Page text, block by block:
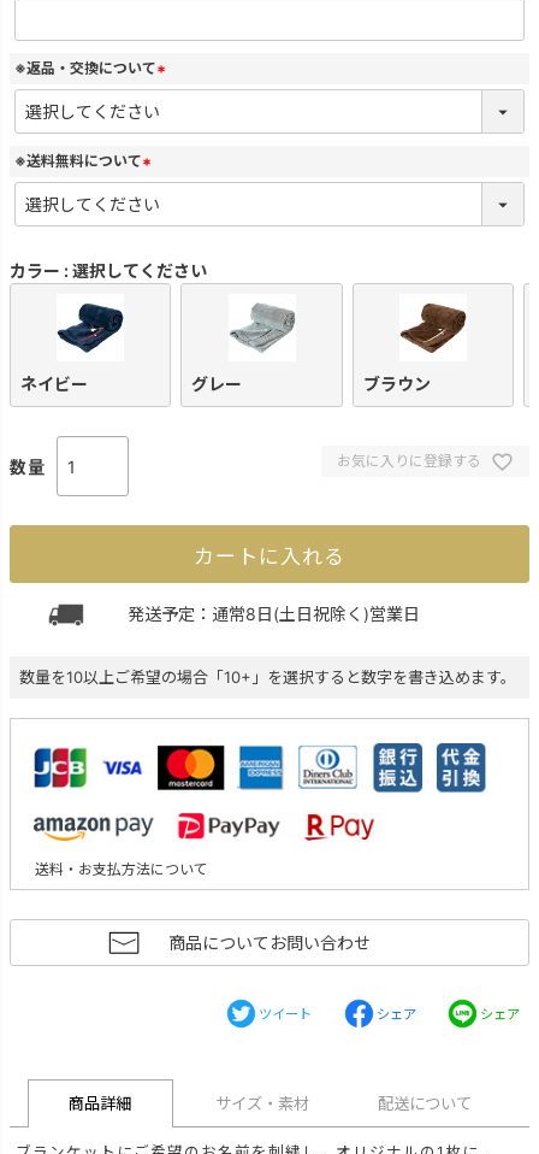
須
)
※返品・交換について
(
必
須
※送料無料について
(
必
須
カラー 選択してください
ネイビー グレー ブラウン
お気に入りに登録する
カートに入れる
発送予定：通常8日(土日祝除く)営業日
数量を10以上ご希望の場合「10+」を選択すると数字を書き込めます。
送料・お支払方法について
商品についてお問い合わせ
ツイート シェア シェア
商品詳細 サイズ・素材 配送について